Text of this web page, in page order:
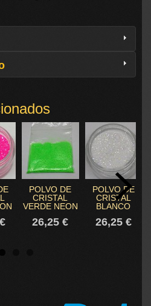
POLVO DE
CRISTAL
VERDE NEON
26,25 €
POLVO DE
CRISTAL
BLANCO
26,25 €